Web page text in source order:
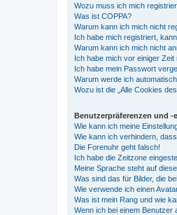
Wozu muss ich mich
Was ist COPPA?
Warum kann ich mich nicht
Ich habe mich registriert,
Warum kann ich mich nicht
Ich habe mich vor einiger
Ich habe mein Passwort
Warum werde ich
Wozu ist die „Alle Cookies
Benutzerpräferenzen und -
Wie kann ich meine
Wie kann ich verhindern,
Die Forenuhr geht falsch!
Ich habe die Zeitzone
Meine Sprache steht auf
Was sind das für Bilder, die
Wie verwende ich einen
Was ist mein Rang und wie
Wenn ich bei einem Benutzer